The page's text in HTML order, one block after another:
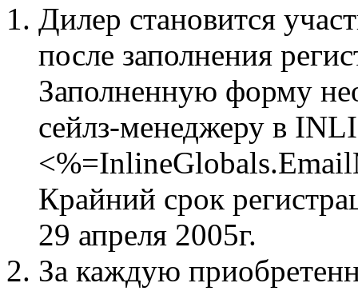
Дилер становится
после заполнения
Заполненную форму
сейлз-менеджеру в
Крайний срок
29 апреля 2005г.
За каждую